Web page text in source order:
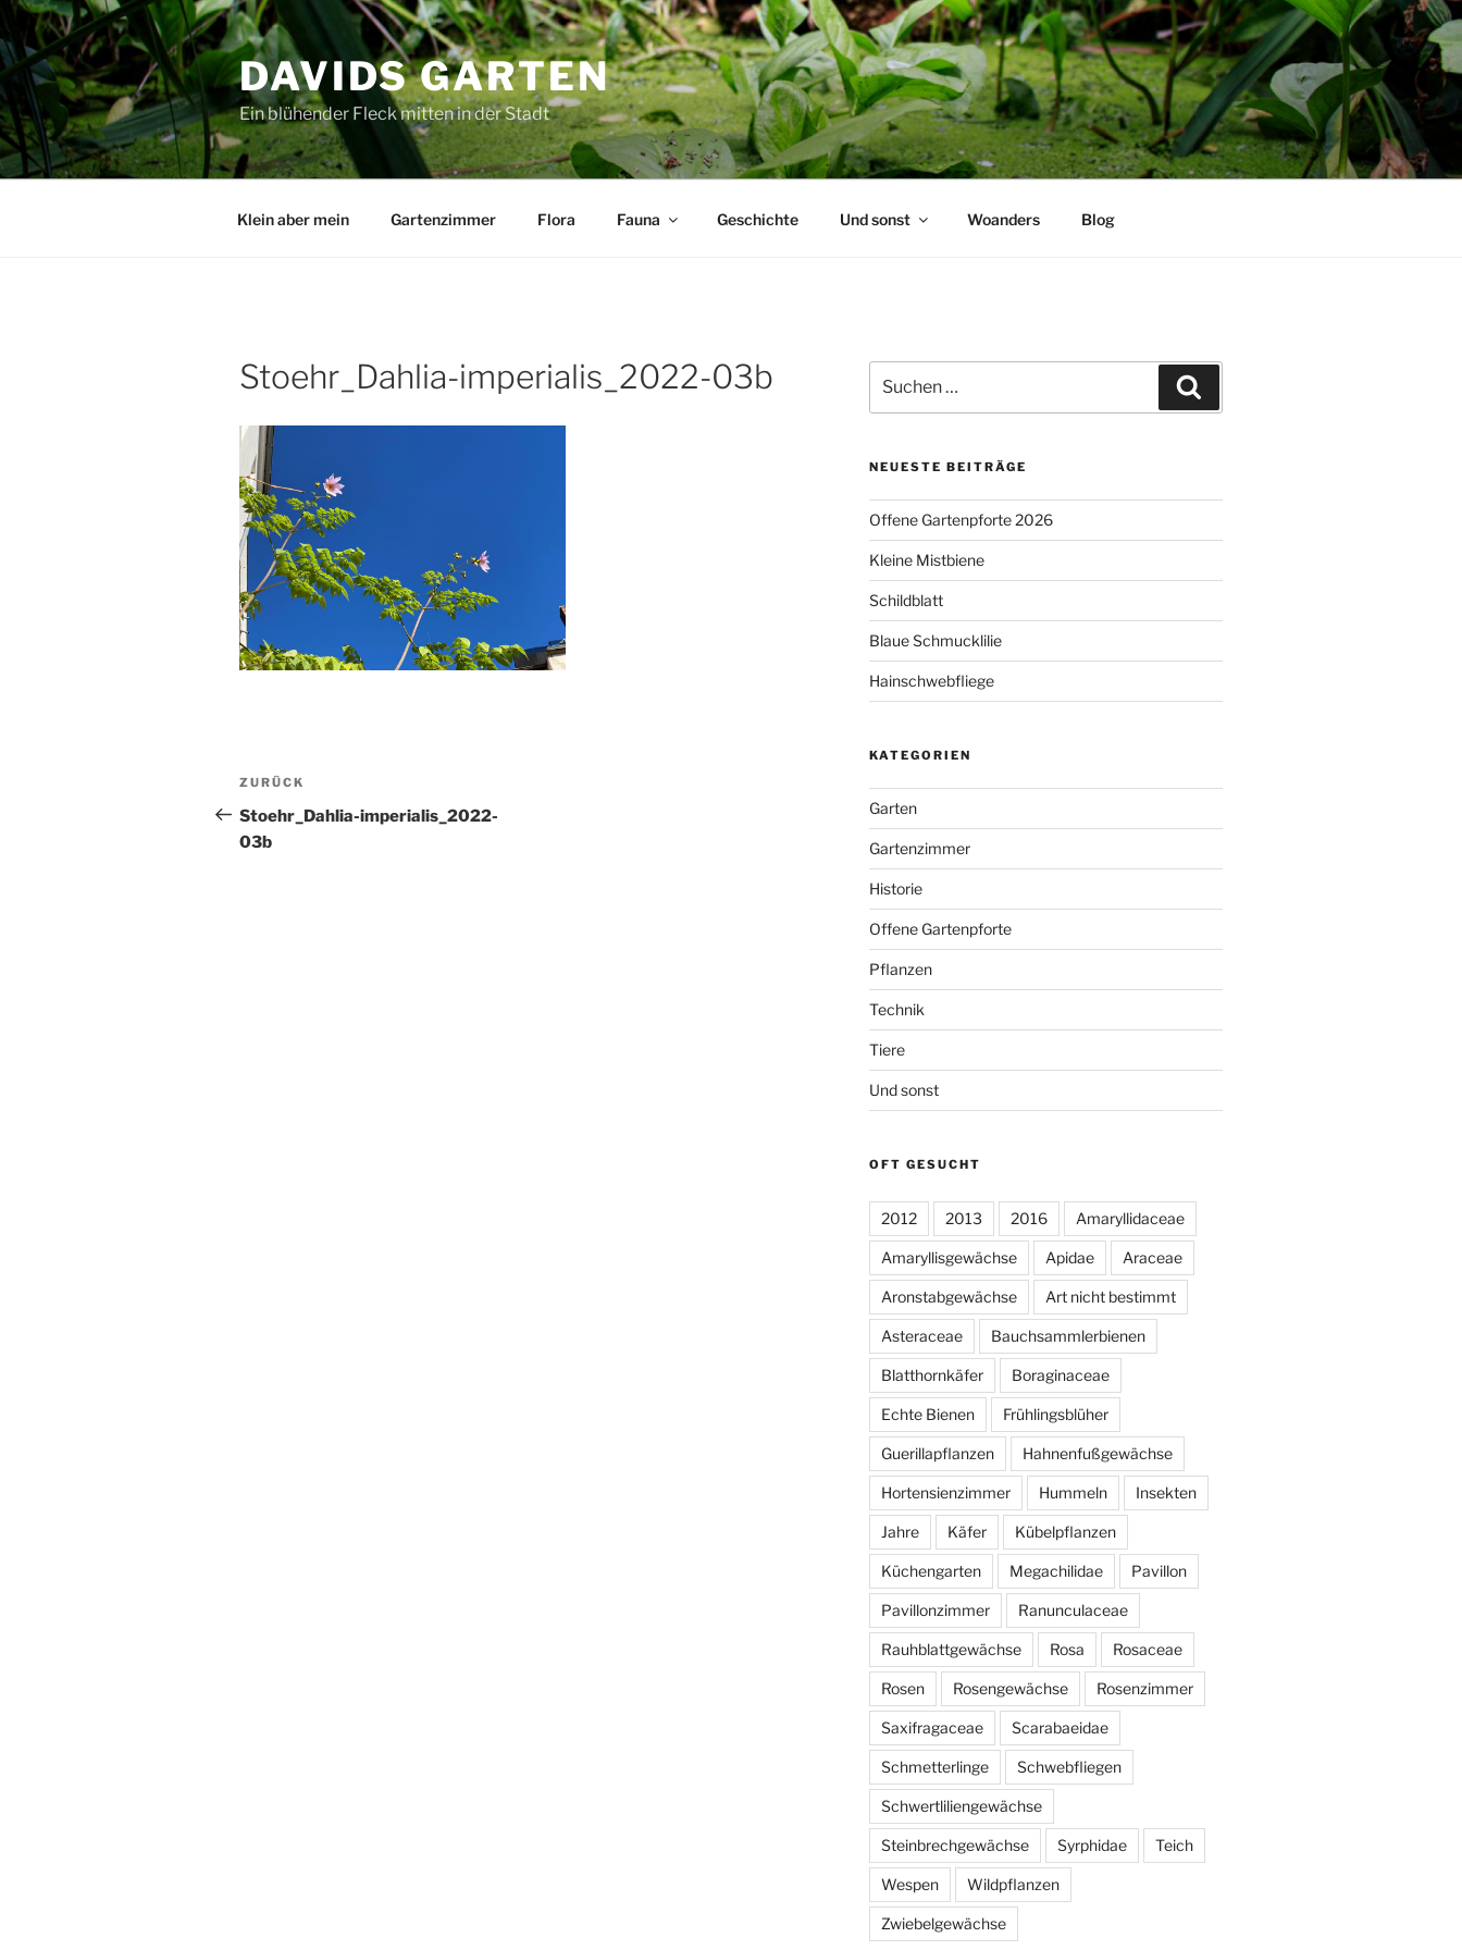
Zum
Inhalt
springen
DAVIDS GARTEN
Ein blühender Fleck mitten in der Stadt
Klein aber mein Gartenzimmer Flora Fauna Geschichte Und sonst Woanders Blog
Stoehr_Dahlia-imperialis_2022-03b
Beitragsnavigation
Vorheriger
Beitrag
ZURÜCK
Stoehr_Dahlia-imperialis_2022-
03b
nach:
NEUESTE BEITRÄGE
Offene Gartenpforte 2026
Kleine Mistbiene
Schildblatt
Blaue Schmucklilie
Hainschwebfliege
KATEGORIEN
Garten
Gartenzimmer
Historie
Offene Gartenpforte
Pflanzen
Technik
Tiere
Und sonst
OFT GESUCHT
2012 2013 2016 Amaryllidaceae
Amaryllisgewächse Apidae Araceae
Aronstabgewächse Art nicht bestimmt
Asteraceae Bauchsammlerbienen
Blatthornkäfer Boraginaceae
Echte Bienen Frühlingsblüher
Guerillapflanzen Hahnenfußgewächse
Hortensienzimmer Hummeln Insekten
Jahre Käfer Kübelpflanzen
Küchengarten Megachilidae Pavillon
Pavillonzimmer Ranunculaceae
Rauhblattgewächse Rosa Rosaceae
Rosen Rosengewächse Rosenzimmer
Saxifragaceae Scarabaeidae
Schmetterlinge Schwebfliegen
Schwertliliengewächse
Steinbrechgewächse Syrphidae Teich
Wespen Wildpflanzen
Zwiebelgewächse